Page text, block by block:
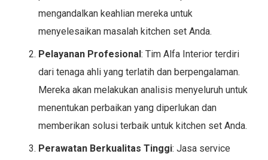
mengandalkan keahlian mereka untuk
menyelesaikan masalah kitchen set Anda.
Pelayanan Profesional : Tim Alfa Interior terdiri
dari tenaga ahli yang terlatih dan berpengalaman.
Mereka akan melakukan analisis menyeluruh untuk
menentukan perbaikan yang diperlukan dan
memberikan solusi terbaik untuk kitchen set Anda.
Perawatan Berkualitas Tinggi: Jasa service